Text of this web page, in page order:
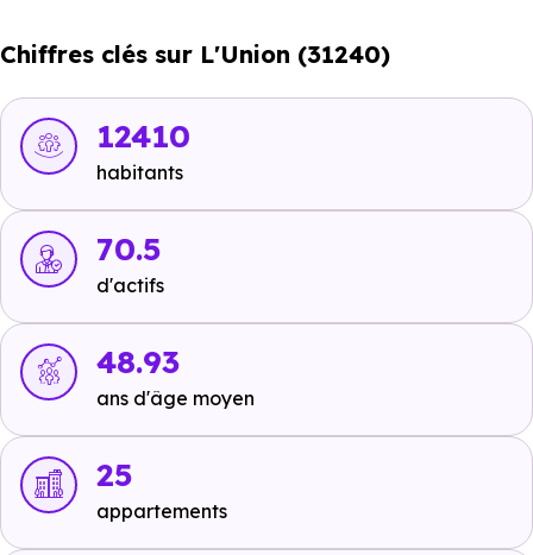
7.5 km, soit 11 min en voiture ou à 7.1 km, soit 1h 25 min
Bus :
Ligne 355 - Ligne 43 - Ligne 73 - Ligne 76 : Grive
à 107 m, soit 0 min en voiture ou à 107 m, soit 1 min à
à 688 m, soit 1 min en voiture ou
à 345 m, soit 4 min à pied
Tramway :Ligne 1 : Guyenne - Berry
Ligne 1 : Place du Relais
voiture ou à 12 km, soit 2h 24 min à pied
voiture ou à 11.8 km, soit 2h 21 min à pied
Métro :
non disponible
RER :non disponible.
Chiffres clés sur L'Union (31240)
12410
habitants
70.5
d'actifs
48.93
ans d'âge moyen
25
appartements